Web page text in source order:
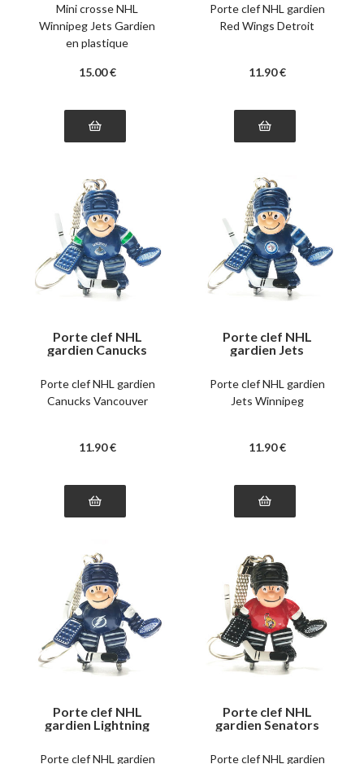
Mini crosse NHL
Winnipeg Jets Gardien
en plastique
15.00 €
Porte clef NHL gardien
Red Wings Detroit
11.90 €
Porte clef NHL
gardien Canucks
Porte clef NHL gardien
Canucks Vancouver
11.90 €
Porte clef NHL
gardien Jets
Porte clef NHL gardien
Jets Winnipeg
11.90 €
Porte clef NHL
gardien Lightning
Porte clef NHL gardien
Porte clef NHL
gardien Senators
Porte clef NHL gardien